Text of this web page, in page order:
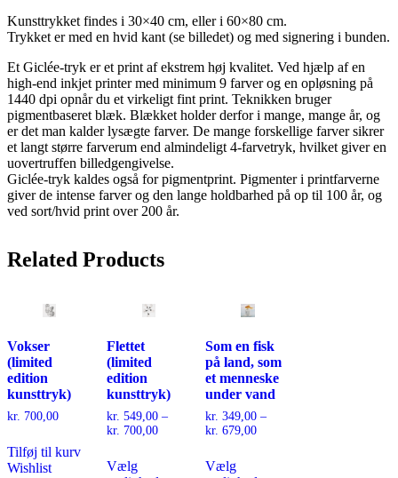
Kunsttrykket findes i 30×40 cm, eller i 60×80 cm.
Trykket er med en hvid kant (se billedet) og med signering i bunden.
Et Giclée-tryk er et print af ekstrem høj kvalitet. Ved hjælp af en
high-end inkjet printer med minimum 9 farver og en opløsning på
1440 dpi opnår du et virkeligt fint print. Teknikken bruger
pigmentbaseret blæk. Blækket holder derfor i mange, mange år, og
er det man kalder lysægte farver. De mange forskellige farver sikrer
et langt større farverum end almindeligt 4-farvetryk, hvilket giver en
uovertruffen billedgengivelse.
Giclée-tryk kaldes også for pigmentprint. Pigmenter i printfarverne
giver de intense farver og den lange holdbarhed på op til 100 år, og
ved sort/hvid print over 200 år.
Related Products
Vokser
(limited
edition
kunsttryk)
kr. 700,00
Tilføj til kurv
Wishlist
Flettet
(limited
edition
kunsttryk)
kr. 549,00 –
kr. 700,00Prisinterval:
Vælg
vare
Som en fisk
på land, som
et menneske
under vand
kr. 349,00 –
kr. 679,00Prisinterval:
Vælg